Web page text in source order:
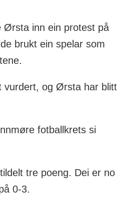
Ørsta inn ein protest på
brukt ein spelar som
vurdert, og Ørsta har blitt
fotballkrets si
tre poeng. Dei er no
0-3.